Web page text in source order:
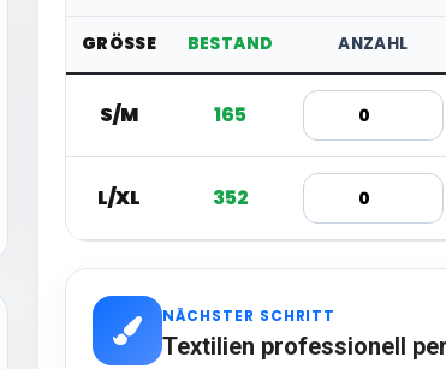
GRÖSSE BESTAND ANZAHL
S/M 165
L/XL 352
NÄCHSTER SCHRITT
Textilien professionell